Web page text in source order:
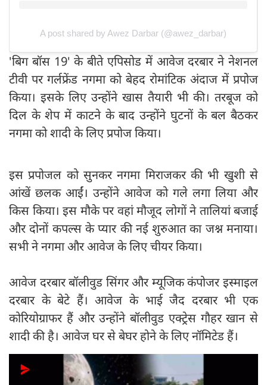
A post shared by Awez Darbar (@awez_darbar)
'बिग बॉस 19' के बीते एपिसोड में आवेज दरबार ने नेशनल
टीवी पर गर्लफ्रेंड नगमा को बेहद रोमांटिक अंदाज में प्रपोज
किया। इसके लिए उन्होंने खास तैयारी भी की। तरबूज को
दिल के शेप में काटने के बाद उन्होंने घुटनों के बल बैठकर
नगमा को शादी के लिए प्रपोज किया।
इस प्रपोजल को सुनकर नगमा मिराजकर की भी खुशी से
आंखें छलक आईं। उन्होंने आवेज को गले लगा लिया और
किस किया। इस मौके पर वहां मौजूद लोगों ने तालियां बजाई
और दोनों कपल्स के प्यार की नई शुरुआत का जश्न मनाया।
सभी ने नगमा और आवेज के लिए चीयर किया।
आवेज दरबार बॉलीवुड सिंगर और म्यूजिक कंपोजर इस्माइल
दरबार के बेटे हैं। आवेज के भाई जैद दरबार भी एक
कोरियोग्राफर हैं और उन्होंने बॉलीवुड एक्ट्रेस गौहर खान से
शादी की है। आवेज घर से बेघर होने के लिए नॉमिटेड हैं।